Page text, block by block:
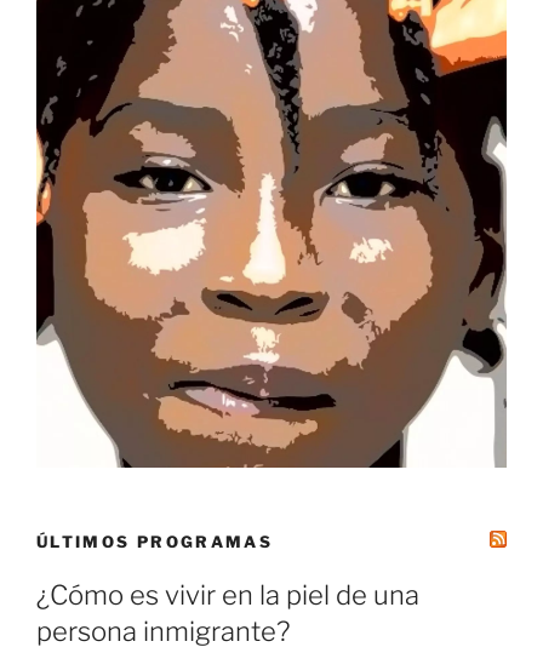
ÚLTIMOS PROGRAMAS
¿Cómo es vivir en la piel de una
persona inmigrante?